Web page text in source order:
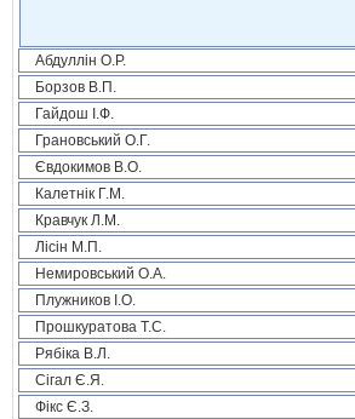
Абдуллін О.Р.
Борзов В.П.
Гайдош І.Ф.
Грановський О.Г.
Євдокимов В.О.
Калетнік Г.М.
Кравчук Л.М.
Лісін М.П.
Немировський О.А.
Плужников І.О.
Прошкуратова Т.С.
Рябіка В.Л.
Сігал Є.Я.
Фікс Є.З.